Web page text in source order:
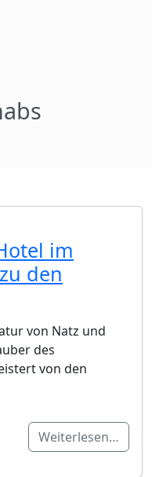
im
den
von Natz und
des
von den
Weiterlesen…